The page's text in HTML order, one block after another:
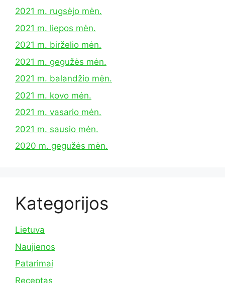
2021 m. rugsėjo mėn.
2021 m. liepos mėn.
2021 m. birželio mėn.
2021 m. gegužės mėn.
2021 m. balandžio mėn.
2021 m. kovo mėn.
2021 m. vasario mėn.
2021 m. sausio mėn.
2020 m. gegužės mėn.
Kategorijos
Lietuva
Naujienos
Patarimai
Receptas